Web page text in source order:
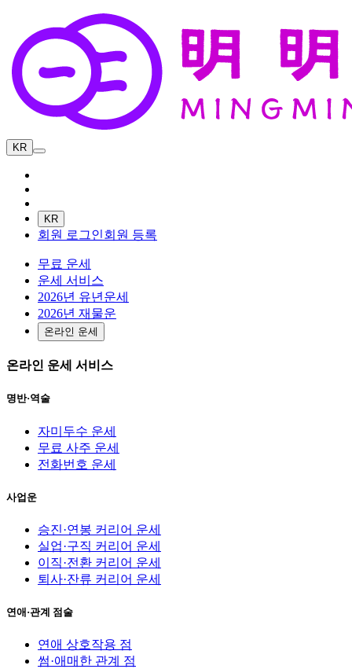
KR
KR
회원 로그인회원 등록
무료 운세
운세 서비스
2026년 유년운세
2026년 재물운
온라인 운세
온라인 운세 서비스
명반·역술
자미두수 운세
무료 사주 운세
전화번호 운세
사업운
승진·연봉 커리어 운세
실업·구직 커리어 운세
이직·전환 커리어 운세
퇴사·잔류 커리어 운세
연애·관계 점술
연애 상호작용 점
썸·애매한 관계 점